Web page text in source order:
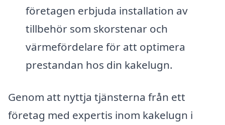
företagen erbjuda installation av
tillbehör som skorstenar och
värmefördelare för att optimera
prestandan hos din kakelugn.
Genom att nyttja tjänsterna från ett
företag med expertis inom kakelugn i